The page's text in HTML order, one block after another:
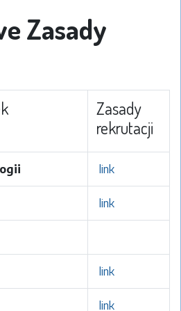
Zasady
Zasady
rekrutacji
link
link
link
link